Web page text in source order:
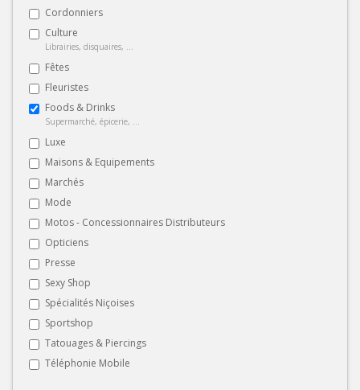
Cordonniers
Culture
Librairies, disquaires, ...
Fêtes
Fleuristes
Foods & Drinks
Supermarché, épicerie, ...
Luxe
Maisons & Equipements
Marchés
Mode
Motos - Concessionnaires Distributeurs
Opticiens
Presse
Sexy Shop
Spécialités Niçoises
Sportshop
Tatouages & Piercings
Téléphonie Mobile